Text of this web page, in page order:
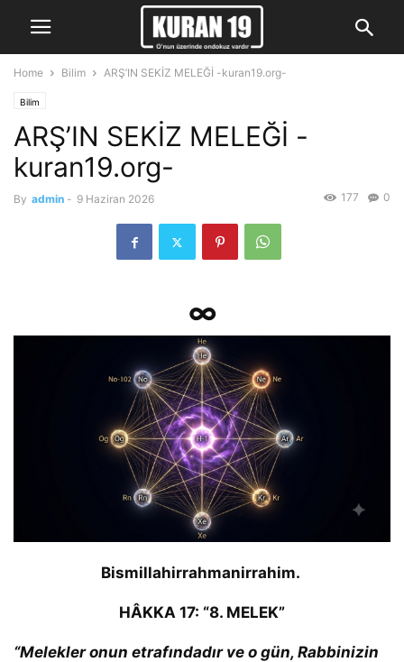
Home Bilim ARŞ’IN SEKİZ MELEĞİ -kuran19.org-
Bilim
ARŞ’IN SEKİZ MELEĞİ -
kuran19.org-
By admin - 9 Haziran 2026 0
177
∞
Bismillahirrahmanirrahim.
HÂKKA 17: “8. MELEK”
“Melekler onun etrafındadır ve o gün, Rabbinizin